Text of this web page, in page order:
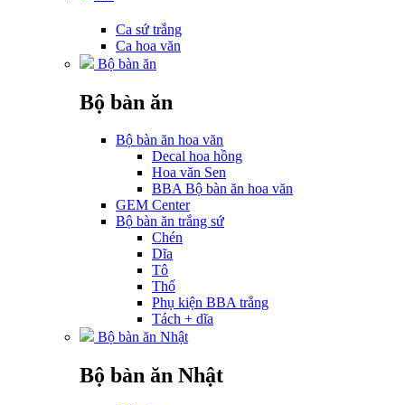
Ca sứ trắng
Ca hoa văn
Bộ bàn ăn
Bộ bàn ăn
Bộ bàn ăn hoa văn
Decal hoa hồng
Hoa văn Sen
BBA Bộ bàn ăn hoa văn
GEM Center
Bộ bàn ăn trắng sứ
Chén
Dĩa
Tô
Thố
Phụ kiện BBA trắng
Tách + dĩa
Bộ bàn ăn Nhật
Bộ bàn ăn Nhật